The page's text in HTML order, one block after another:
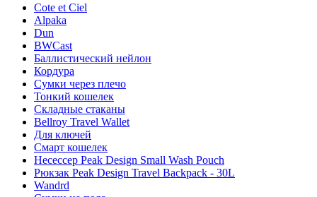
Cote et Ciel
Alpaka
Dun
BWCast
Баллистический нейлон
Кордура
Сумки через плечо
Тонкий кошелек
Складные стаканы
Bellroy Travel Wallet
Для ключей
Смарт кошелек
Несессер Peak Design Small Wash Pouch
Рюкзак Peak Design Travel Backpack - 30L
Wandrd